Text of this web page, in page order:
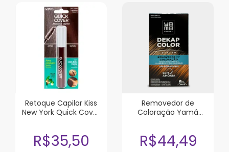
Retoque Capilar Kiss
New York Quick Cover
R$35,50
Removedor de
Coloração Yam
R$44,49